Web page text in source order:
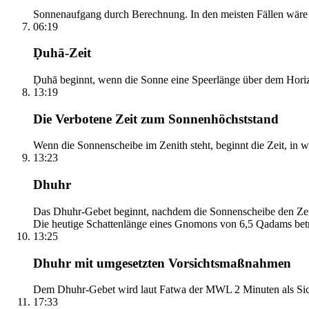
Sonnenaufgang durch Berechnung. In den meisten Fällen
06:19
Ḍuhā-Zeit
Ḍuhā beginnt, wenn die Sonne eine Speerlänge über dem
13:19
Die Verbotene Zeit zum Sonnenhöchststand
Wenn die Sonnenscheibe im Zenith steht, beginnt die Zeit, in
13:23
Dhuhr
Das Dhuhr-Gebet beginnt, nachdem die Sonnenscheibe den
Die heutige Schattenlänge eines Gnomons von 6,5 Qadams
13:25
Dhuhr mit umgesetzten Vorsichtsmaßnahmen
Dem Dhuhr-Gebet wird laut Fatwa der MWL 2 Minuten als
17:33